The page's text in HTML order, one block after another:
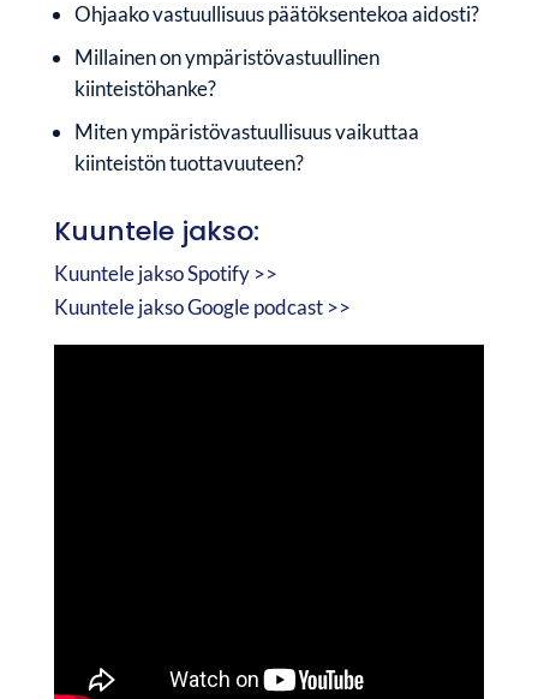
Ohjaako vastuullisuus päätöksentekoa aidosti?
Millainen on ympäristövastuullinen
kiinteistöhanke?
Miten ympäristövastuullisuus vaikuttaa
kiinteistön tuottavuuteen?
Kuuntele jakso:
Kuuntele jakso Spotify >>
Kuuntele jakso Google podcast >>